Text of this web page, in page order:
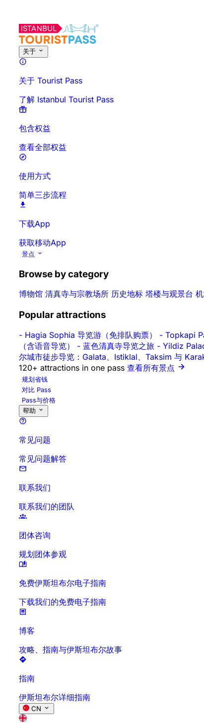
关于
关于 Tourist Pass
了解 Istanbul Tourist Pass
包含权益
查看全部权益
使用方式
简单三步流程
下载App
获取移动App
景点
Browse by category
博物馆 清真寺与宗教场所 历史地标 塔楼与观景台
Popular attractions
- Hagia Sophia 导览游（免排队购票） - Topkapi
（含语音导览） - 蓝色清真寺导览之旅 - Yildiz
尔城市徒步导览：Galata、Istiklal、Taksim 与
120+ attractions in one pass 查看所有景点
规划省钱
对比 Pass
Pass与价格
帮助
常见问题
常见问题解答
联系我们
联系我们的团队
团体咨询
规划团体参观
免费伊斯坦布尔电子指南
下载我们的免费电子指南
博客
攻略、指南与伊斯坦布尔故事
指南
伊斯坦布尔详细指南
CN